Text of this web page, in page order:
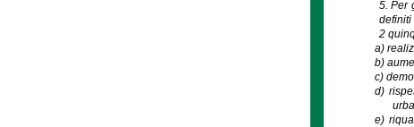
5. Per
definiti
2
a)
b)
c)
d)
e)